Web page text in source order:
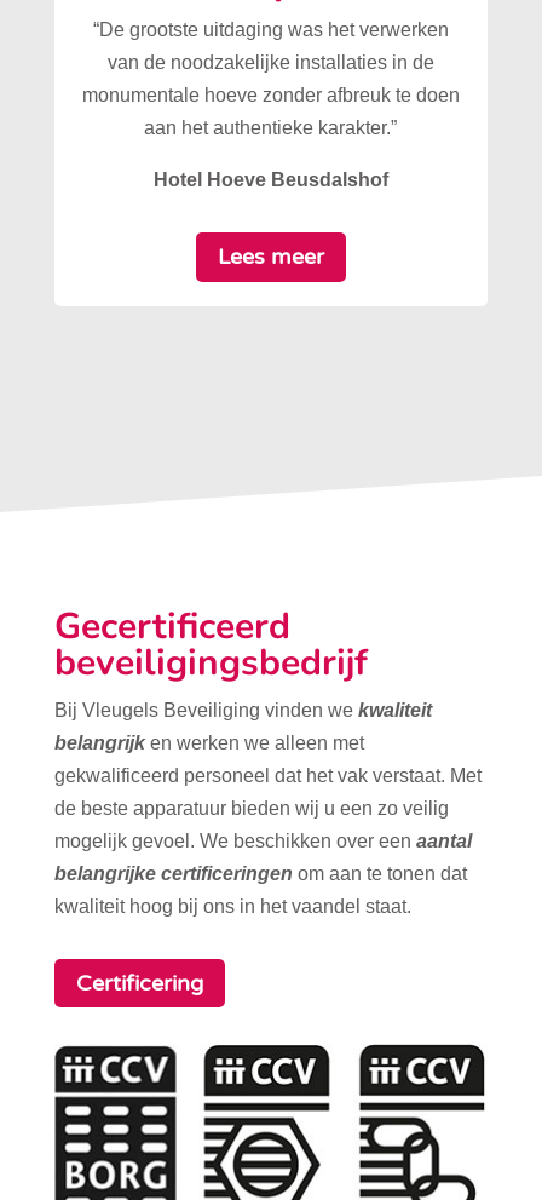
“De grootste uitdaging was het verwerken
van de noodzakelijke installaties in de
monumentale hoeve zonder afbreuk te doen
aan het authentieke karakter.”
Hotel Hoeve Beusdalshof
Lees meer
Gecertificeerd
beveiligingsbedrijf
Bij Vleugels Beveiliging vinden we kwaliteit
belangrijk en werken we alleen met
gekwalificeerd personeel dat het vak verstaat. Met
de beste apparatuur bieden wij u een zo veilig
mogelijk gevoel. We beschikken over een aantal
belangrijke certificeringen om aan te tonen dat
kwaliteit hoog bij ons in het vaandel staat.
Certificering